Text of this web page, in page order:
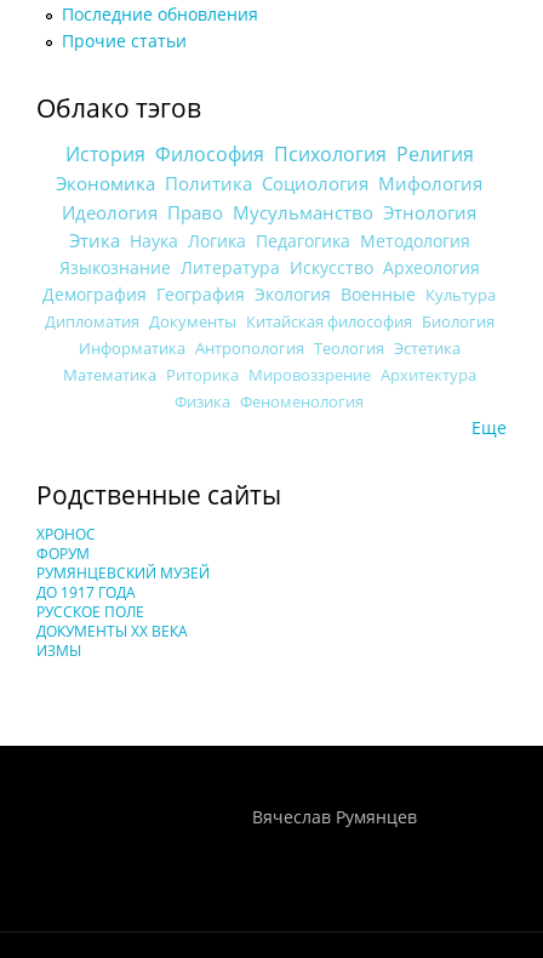
Последние обновления
Прочие статьи
Облако тэгов
История Философия Психология Религия
Экономика Политика Социология Мифология
Идеология Право Мусульманство Этнология
Этика Наука Логика Педагогика Методология
Языкознание Литература Искусство Археология
Демография География Экология Военные Культура
Дипломатия Документы Китайская философия Биология
Информатика Антропология Теология Эстетика
Математика Риторика Мировоззрение Архитектура
Физика Феноменология
Еще
Родственные сайты
ХРОНОС
ФОРУМ
РУМЯНЦЕВСКИЙ МУЗЕЙ
ДО 1917 ГОДА
РУССКОЕ ПОЛЕ
ДОКУМЕНТЫ XX ВЕКА
ИЗМЫ
Вячеслав Румянцев